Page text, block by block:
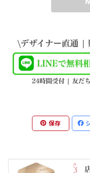
げでご
イダル
す。 最
もちろ
グを施
保存